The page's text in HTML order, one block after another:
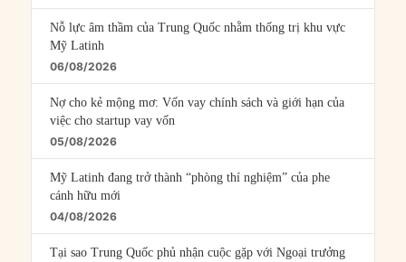
Nỗ lực âm thầm của Trung Quốc nhằm thống trị khu vực
Mỹ Latinh
06/08/2026
Nợ cho kẻ mộng mơ: Vốn vay chính sách và giới hạn của
việc cho startup vay vốn
05/08/2026
Mỹ Latinh đang trở thành “phòng thí nghiệm” của phe
cánh hữu mới
04/08/2026
Tại sao Trung Quốc phủ nhận cuộc gặp với Ngoại trưởng